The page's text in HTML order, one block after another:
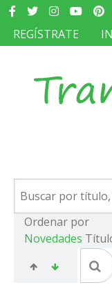
Pasar
contenido
Redes
sociales
MENÚ
DEL
D'USUARI
REGÍSTRATE
de
ayuda
a
la
Ordenar por
Novedades